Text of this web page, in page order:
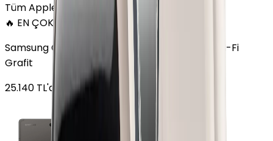
Tüm Apple Tablet'ler
🔥 EN ÇOK SATAN
Samsung Galaxy Tab S9 Plus 256 GB 12.4 inç Wi-Fi
Grafit
25.140 TL'den başlayan fiyatlar